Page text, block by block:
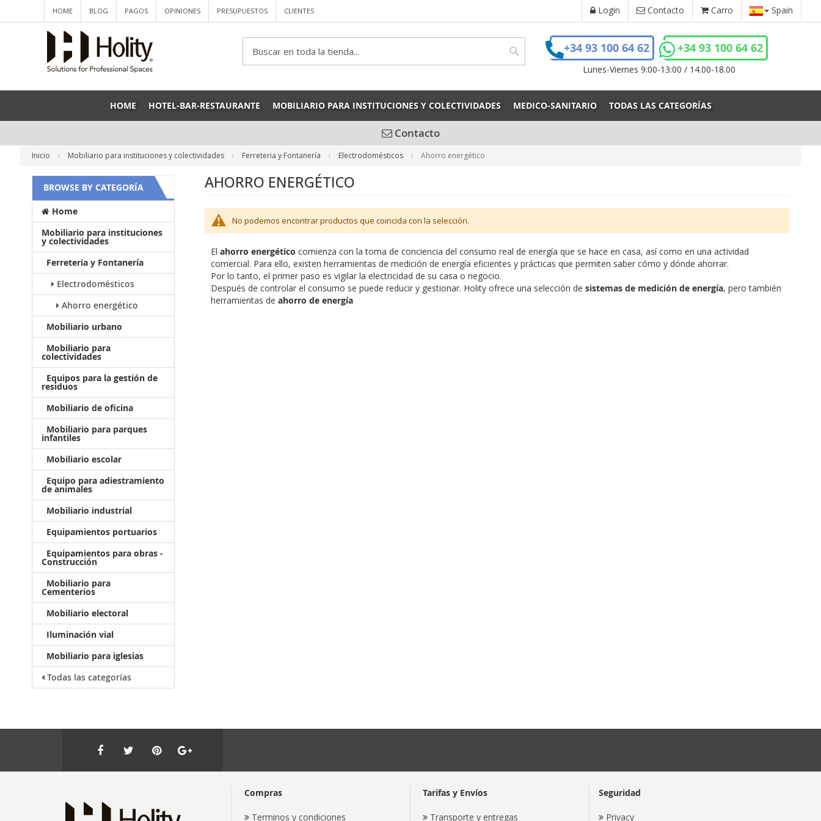
HOME BLOG PAGOS OPINIONES PRESUPUESTOS CLIENTES Login Contacto Carro Spain
Search
Search
+34 93 100 64 62 +34 93 100 64 62
Lunes-Viernes 9:00-13:00 / 14.00-18.00
HOME HOTEL-BAR-RESTAURANTE MOBILIARIO PARA INSTITUCIONES Y COLECTIVIDADES MEDICO-SANITARIO TODAS LAS CATEGORÍAS
Contacto
Inicio Mobiliario para instituciones y colectividades Ferreteria y Fontanería Electrodomésticos Ahorro energético
AHORRO ENERGÉTICO
No podemos encontrar productos que coincida con la selección.
El ahorro energéticocomienza con la toma de conciencia del consumo real de energía que se hace en casa, así como en una actividad
comercial. Para ello, existen herramientas de medición de energía eficientes y prácticas que permiten saber cómo y dónde ahorrar.
Por lo tanto, el primer paso es vigilar la electricidad de su casa o negocio.
Después de controlar el consumo se puede reducir y gestionar. Holity ofrece una selección desistemas de medición de energía, pero también
herramientas de ahorro de energía
BROWSE BY CATEGORÍA
Home
Mobiliario para instituciones
y colectividades
Ferreteria y Fontanería
Electrodomésticos
Ahorro energético
Mobiliario urbano
Mobiliario para
colectividades
Equipos para la gestión de
residuos
Mobiliario de oficina
Mobiliario para parques
infantiles
Mobiliario escolar
Equipo para adiestramiento
de animales
Mobiliario industrial
Equipamientos portuarios
Equipamientos para obras -
Construcción
Mobiliario para
Cementerios
Mobiliario electoral
Iluminación vial
Mobiliario para iglesias
Todas las categorías
Compras
Terminos y condiciones
Tarifas y Envíos
Transporte y entregas
Seguridad
Privacy